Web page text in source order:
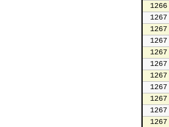
1266
1267
1267
1267
1267
1267
1267
1267
1267
1267
1267